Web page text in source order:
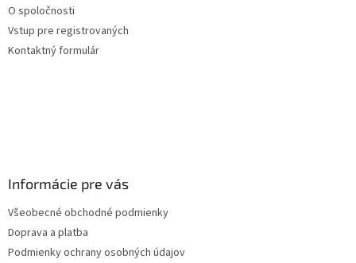
O spoločnosti
Vstup pre registrovaných
Kontaktný formulár
Informácie pre vás
Všeobecné obchodné podmienky
Doprava a platba
Podmienky ochrany osobných údajov